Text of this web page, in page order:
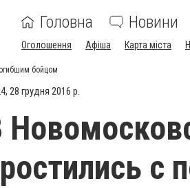
Головна Новини
Оголошення Афіша Карта міста
бойцом
28 грудня 2016 р.
с